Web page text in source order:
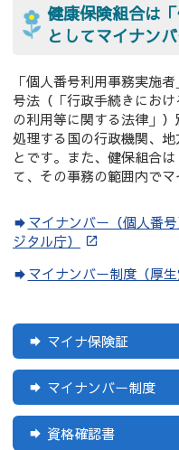
マイナ保険証
マイナンバー制度
資格確認書
健康保険組合は
としてマイナン
「個人番号利用事務実施
号法（「行政手続きにお
の利用等に関する法律」
処理する国の行政機関、
とです。また、健保組合
て、その事務の範囲内でマ
マイナンバー（個人番
ジタル庁）
マイナンバー制度（厚生